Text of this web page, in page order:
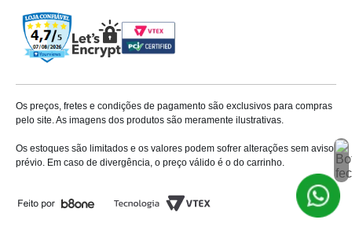
Os preços, fretes e condições de pagamento são exclusivos para compras
pelo site. As imagens dos produtos são meramente ilustrativas.
Os estoques são limitados e os valores podem sofrer alterações sem aviso
prévio. Em caso de divergência, o preço válido é o do carrinho.